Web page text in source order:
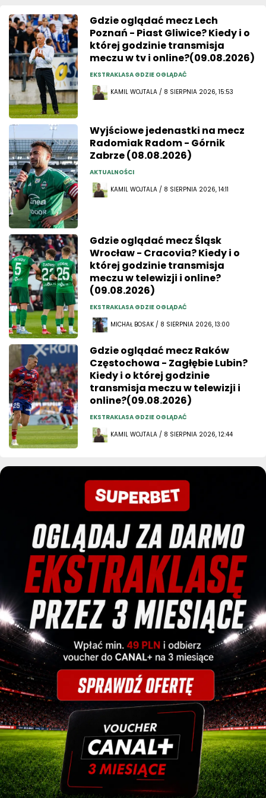
Gdzie oglądać mecz Lech
Poznań - Piast Gliwice? Kiedy i o
której godzinie transmisja
meczu w tv i online?(09.08.2026)
EKSTRAKLASA GDZIE OGLĄDAĆ
KAMIL WOJTALA / 8 SIERPNIA 2026, 15:53
Wyjściowe jedenastki na mecz
Radomiak Radom - Górnik
Zabrze (08.08.2026)
AKTUALNOŚCI
KAMIL WOJTALA / 8 SIERPNIA 2026, 14:11
Gdzie oglądać mecz Śląsk
Wrocław - Cracovia? Kiedy i o
której godzinie transmisja
meczu w telewizji i online?
(09.08.2026)
EKSTRAKLASA GDZIE OGLĄDAĆ
MICHAŁ BOSAK / 8 SIERPNIA 2026, 13:00
Gdzie oglądać mecz Raków
Częstochowa - Zagłębie Lubin?
Kiedy i o której godzinie
transmisja meczu w telewizji i
online?(09.08.2026)
EKSTRAKLASA GDZIE OGLĄDAĆ
KAMIL WOJTALA / 8 SIERPNIA 2026, 12:44